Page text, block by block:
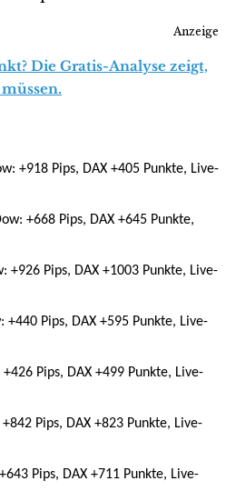
Anzeige
Die Gratis-Analyse zeigt,
+918 Pips, DAX +405 Punkte, Live-
+668 Pips, DAX +645 Punkte,
+926 Pips, DAX +1003 Punkte, Live-
+440 Pips, DAX +595 Punkte, Live-
+426 Pips, DAX +499 Punkte, Live-
+842 Pips, DAX +823 Punkte, Live-
Pips, DAX +711 Punkte, Live-